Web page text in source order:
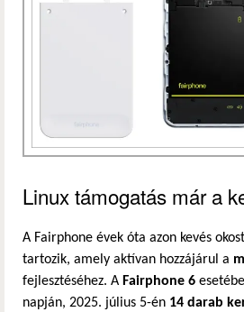
Linux támogatás már a
A Fairphone évek óta azon kevés
tartozik, amely aktívan hozzájárul a
fejlesztéséhez. A Fairphone 6
napján, 2025. július 5-én 14 darab